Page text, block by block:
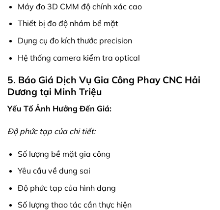
Máy đo 3D CMM độ chính xác cao
Thiết bị đo độ nhám bề mặt
Dụng cụ đo kích thước precision
Hệ thống camera kiểm tra optical
5. Báo Giá Dịch Vụ Gia Công Phay CNC Hải
Dương tại Minh Triệu
Yếu Tố Ảnh Hưởng Đến Giá:
Độ phức tạp của chi tiết:
Số lượng bề mặt gia công
Yêu cầu về dung sai
Độ phức tạp của hình dạng
Số lượng thao tác cần thực hiện